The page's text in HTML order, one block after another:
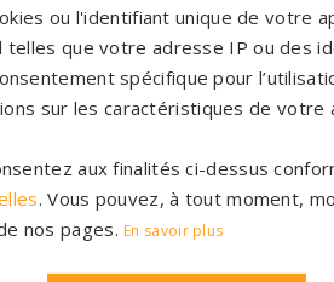
Noyen-sur-
Sablé-sur-
Savigné-
ou l'identifiant unique de votre
que votre adresse IP ou des
spécifique pour
sur les caractéristiques de votre
aux finalités ci-dessus
. Vous pouvez, à tout moment,
nos pages. En savoir plus